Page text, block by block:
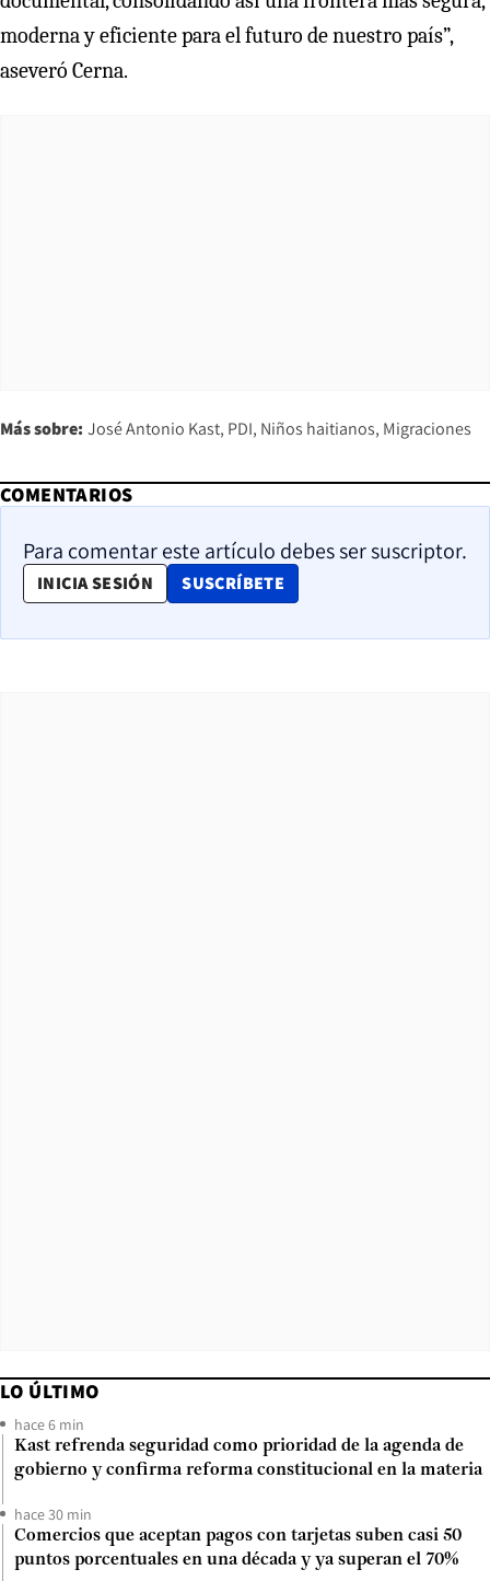
moderna y eficiente para el futuro de nuestro país”,
aseveró Cerna.
Más sobre: José Antonio Kast PDI Niños haitianos Migraciones
COMENTARIOS
Para comentar este artículo debes ser suscriptor.
INICIA SESIÓN SUSCRÍBETE
OPENS IN NEW WINDOW
LO ÚLTIMO
hace 6 min
Kast refrenda seguridad como prioridad de la agenda de
gobierno y confirma reforma constitucional en la materia
hace 30 min
Comercios que aceptan pagos con tarjetas suben casi 50
puntos porcentuales en una década y ya superan el 70%